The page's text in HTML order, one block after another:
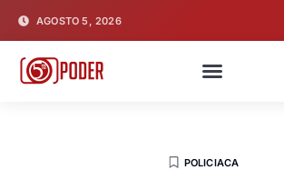
AGOSTO 5, 2026
POLICIACA